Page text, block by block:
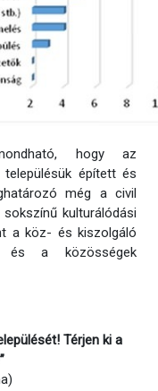
hogy az
településük épített és
még a civil
kulturálódási
a köz- és kiszolgáló
és a közösségek
Térjen ki a